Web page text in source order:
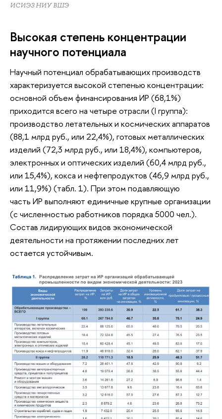
ИСИЭЗ НИУ ВШЭ
Высокая степень концентрации
научного потенциала
Научный потенциал обрабатывающих производств
характеризуется высокой степенью концентрации:
основной объем финансирования ИР (68,1%)
приходится всего на четыре отрасли (I группа):
производство летательных и космических аппаратов
(88,1 млрд руб., или 22,4%), готовых металлических
изделий (72,3 млрд руб., или 18,4%), компьютеров,
электронных и оптических изделий (60,4 млрд руб.,
или 15,4%), кокса и нефтепродуктов (46,9 млрд руб.,
или 11,9%) (табл. 1). При этом подавляющую
часть ИР выполняют единичные крупные организации
(с численностью работников порядка 5000 чел.).
Состав лидирующих видов экономической
деятельности на протяжении последних лет
остается устойчивым.